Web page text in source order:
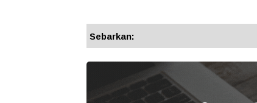
Sebarkan: